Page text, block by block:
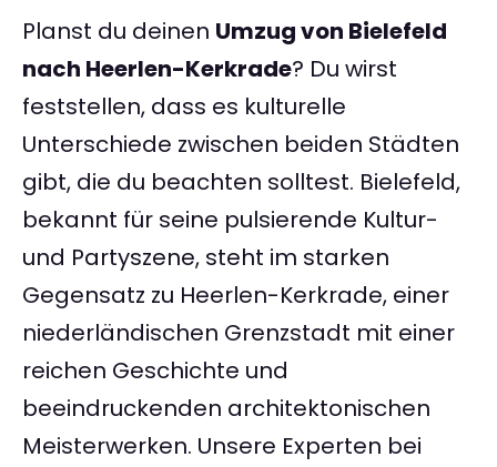
Planst du deinen Umzug von Bielefeld
nach Heerlen-Kerkrade? Du wirst
feststellen, dass es kulturelle
Unterschiede zwischen beiden Städten
gibt, die du beachten solltest. Bielefeld,
bekannt für seine pulsierende Kultur-
und Partyszene, steht im starken
Gegensatz zu Heerlen-Kerkrade, einer
niederländischen Grenzstadt mit einer
reichen Geschichte und
beeindruckenden architektonischen
Meisterwerken. Unsere Experten bei